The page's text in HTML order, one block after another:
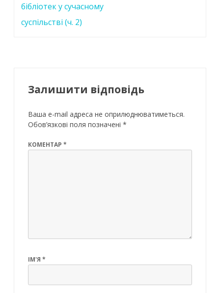
бібліотек у сучасному
суспільстві (ч. 2)
Залишити відповідь
Ваша e-mail адреса не оприлюднюватиметься.
Обов’язкові поля позначені *
КОМЕНТАР *
ІМ'Я *